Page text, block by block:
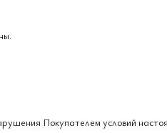
Покупателем условий